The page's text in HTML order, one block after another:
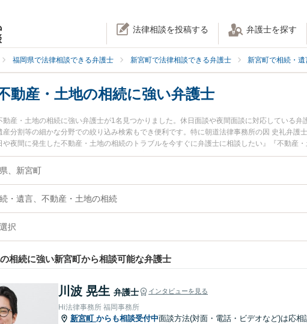
法律相談を投稿する 弁護士を探す
福岡県で法律相談できる弁護士 新宮町で法律相談できる弁護士 新宮町で相続・
動産・土地の相続に強い弁護士
動産・土地の相続に強い弁護士が1名見つかりました。休日面談や夜間面談に対応している
産分割等の細かな分野での絞り込み検索もでき便利です。特に朝道法律事務所の因 史礼弁護
や夜間に発生した不動産・土地の相続のトラブルを今すぐに弁護士に相談したい』『不動産
で不動産・土地の相続を法律相談できる新宮町内の弁護士に相談予約したい』などでお困り
、新宮町
・遺言、不動産・土地の相続
択
相続に強い新宮町から相談可能な弁護士
川波 晃生 弁護士 インタビューを見る
Hi法律事務所 福岡事務所
新宮町 からも相談受付中面談方法(対面・電話・ビデオなど)は応相